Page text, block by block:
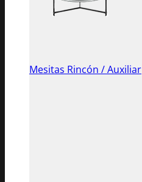
Mesitas Rincón / Auxiliar